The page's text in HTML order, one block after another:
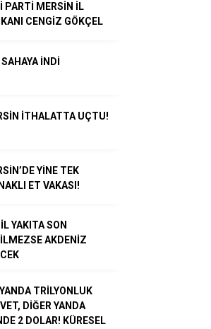
PARTİ MERSİN İL
CENGİZ GÖKÇEL
İNDİ
İTHALATTA UÇTU!
YİNE TEK
ET VAKASI!
YAKITA SON
AKDENİZ
TRİLYONLUK
DİĞER YANDA
2 DOLAR! KÜRESEL